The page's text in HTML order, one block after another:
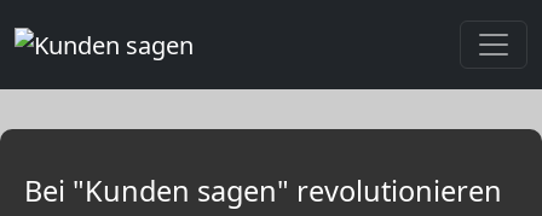
Bei "Kunden sagen" revolutionieren